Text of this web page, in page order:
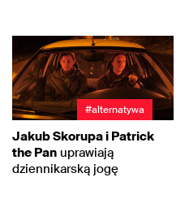
#alternatywa
Jakub Skorupa i Patrick
the Pan uprawiają
dziennikarską jogę